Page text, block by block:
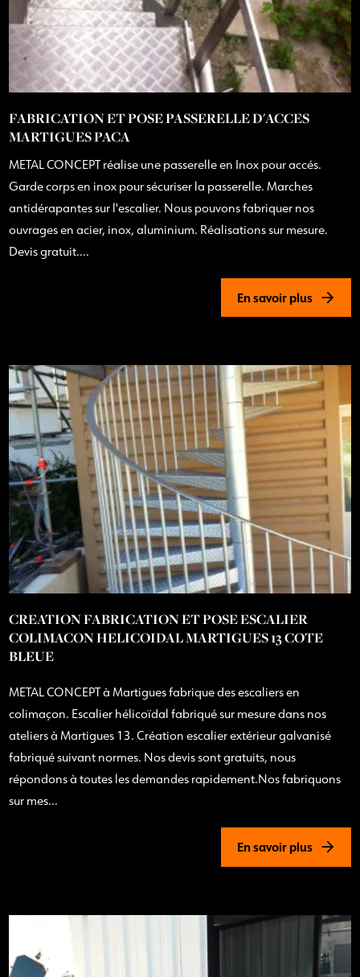
FABRICATION ET POSE PASSERELLE D'ACCES
MARTIGUES PACA
METAL CONCEPT réalise une passerelle en Inox pour accés.
Garde corps en inox pour sécuriser la passerelle. Marches
antidérapantes sur l'escalier. Nous pouvons fabriquer nos
ouvrages en acier, inox, aluminium. Réalisations sur mesure.
Devis gratuit....
En savoir plus
CREATION FABRICATION ET POSE ESCALIER
COLIMACON HELICOIDAL MARTIGUES 13 COTE
BLEUE
METAL CONCEPT à Martigues fabrique des escaliers en
colimaçon. Escalier hélicoïdal fabriqué sur mesure dans nos
ateliers à Martigues 13. Création escalier extérieur galvanisé
fabriqué suivant normes. Nos devis sont gratuits, nous
répondons à toutes les demandes rapidement.Nos fabriquons
sur mes...
En savoir plus